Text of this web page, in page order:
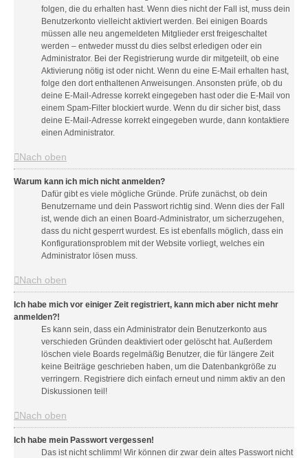
folgen, die du erhalten hast. Wenn dies nicht der Fall ist, muss dein
Benutzerkonto vielleicht aktiviert werden. Bei einigen Boards
müssen alle neu angemeldeten Mitglieder erst freigeschaltet
werden – entweder musst du dies selbst erledigen oder ein
Administrator. Bei der Registrierung wurde dir mitgeteilt, ob eine
Aktivierung nötig ist oder nicht. Wenn du eine E-Mail erhalten hast,
folge den dort enthaltenen Anweisungen. Ansonsten prüfe, ob du
deine E-Mail-Adresse korrekt eingegeben hast oder die E-Mail von
einem Spam-Filter blockiert wurde. Wenn du dir sicher bist, dass
deine E-Mail-Adresse korrekt eingegeben wurde, dann kontaktiere
einen Administrator.
Nach oben
Warum kann ich mich nicht anmelden?
Dafür gibt es viele mögliche Gründe. Prüfe zunächst, ob dein
Benutzername und dein Passwort richtig sind. Wenn dies der Fall
ist, wende dich an einen Board-Administrator, um sicherzugehen,
dass du nicht gesperrt wurdest. Es ist ebenfalls möglich, dass ein
Konfigurationsproblem mit der Website vorliegt, welches ein
Administrator lösen muss.
Nach oben
Ich habe mich vor einiger Zeit registriert, kann mich aber nicht mehr
anmelden?!
Es kann sein, dass ein Administrator dein Benutzerkonto aus
verschieden Gründen deaktiviert oder gelöscht hat. Außerdem
löschen viele Boards regelmäßig Benutzer, die für längere Zeit
keine Beiträge geschrieben haben, um die Datenbankgröße zu
verringern. Registriere dich einfach erneut und nimm aktiv an den
Diskussionen teil!
Nach oben
Ich habe mein Passwort vergessen!
Das ist nicht schlimm! Wir können dir zwar dein altes Passwort nicht